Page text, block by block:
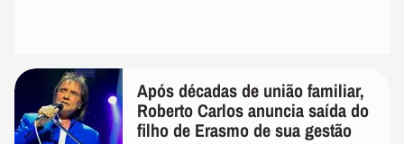
Após décadas de união familiar,
Roberto Carlos anuncia saída do
filho de Erasmo de sua gestão